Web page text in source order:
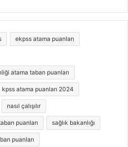
ekpss atama puanları
atama taban puanları
kpss atama puanları 2024
nasıl çalışılır
puanları sağlık bakanlığı
puanları